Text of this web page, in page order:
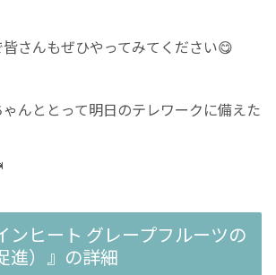
さんもぜひやってみてください😋
んととって明日のテレワークに備えた
ンヒート グレープフルーツの
進）』の詳細